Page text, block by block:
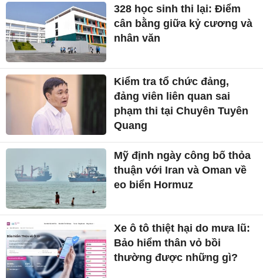
328 học sinh thi lại: Điểm
cân bằng giữa kỷ cương và
nhân văn
Kiểm tra tổ chức đảng,
đảng viên liên quan sai
phạm thi tại Chuyên Tuyên
Quang
Mỹ định ngày công bố thỏa
thuận với Iran và Oman về
eo biển Hormuz
Xe ô tô thiệt hại do mưa lũ:
Bảo hiểm thân vỏ bồi
thường được những gì?